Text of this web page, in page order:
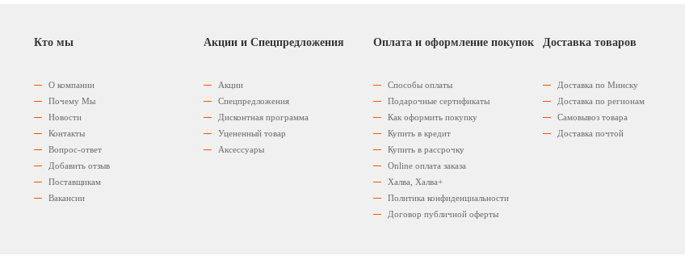
Кто мы
О компании
Почему Мы
Новости
Контакты
Вопрос-ответ
Добавить отзыв
Поставщикам
Вакансии
Акции и Спецпредложения
Акции
Спецпредложения
Дисконтная программа
Уцененный товар
Аксессуары
Оплата и оформление покупок
Способы оплаты
Подарочные сертификаты
Как оформить покупку
Купить в кредит
Купить в рассрочку
Оnline оплата заказа
Халва, Халва+
Политика конфиденциальности
Договор публичной оферты
Доставка товаров
Доставка по Минску
Доставка по регионам
Самовывоз товара
Доставка почтой